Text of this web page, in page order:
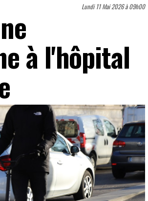
Lundi 11 Mai 2026 à 09h00
à l'hôpital